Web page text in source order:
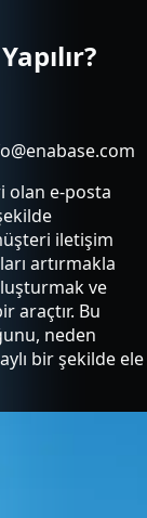
olan e-posta
iletişim
artırmakla
ve
araçtır. Bu
neden
bir şekilde ele